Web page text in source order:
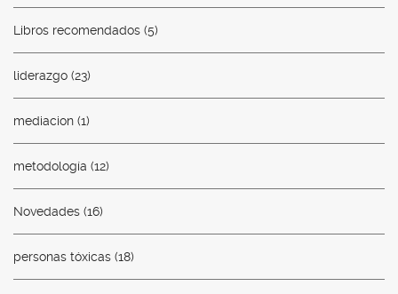
Libros recomendados (5)
liderazgo (23)
mediacion (1)
metodología (12)
Novedades (16)
personas tóxicas (18)